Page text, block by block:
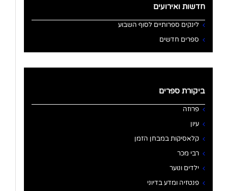
חדשות ואירועים
לינקים ספרותיים לסוף השבוע
ספרים חדשים
ביקורת ספרים
פרוזה
עיון
קלאסיקות במבחן הזמן
רבי מכר
ילדים ונוער
פנטזיה ומדע בדיוני